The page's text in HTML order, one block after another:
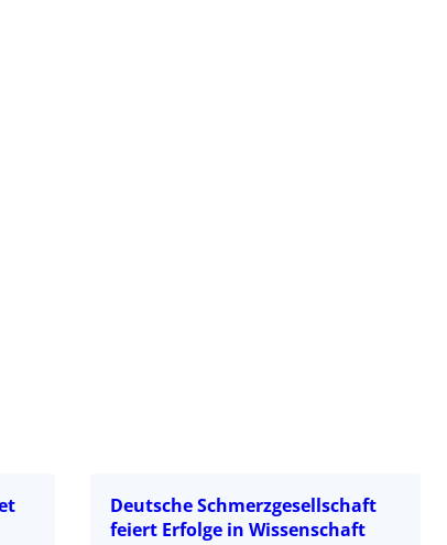
Deutsche Schmerzgesellschaft
feiert Erfolge in Wissenschaft